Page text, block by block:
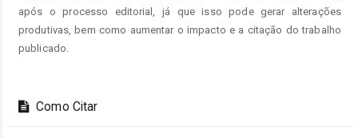
após o processo editorial, já que isso pode gerar alterações
produtivas, bem como aumentar o impacto e a citação do trabalho
publicado.
Como Citar